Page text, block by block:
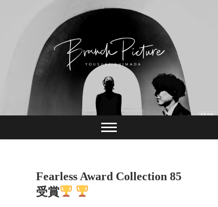
ブランチピクチャ
ー 嶋田陽介
長崎 カメラマン
Fearless Award Collection 85
受賞